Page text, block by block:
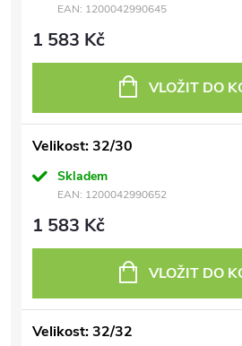
EAN: 1200042990645
1 583 Kč
VLOŽIT DO
Velikost: 32/30
Skladem
EAN: 1200042990652
1 583 Kč
VLOŽIT DO
Velikost: 32/32